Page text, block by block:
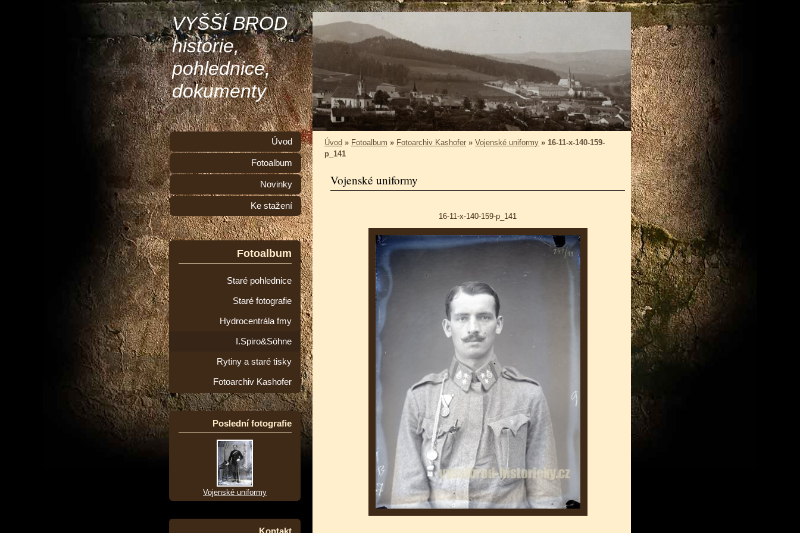
VYŠŠÍ BROD
historie,
pohlednice,
dokumenty
Úvod » Fotoalbum » Fotoarchiv Kashofer » Vojenské uniformy » 16-11-x-140-159-
p_141
Vojenské uniformy
16-11-x-140-159-p_141
Úvod
Fotoalbum
Novinky
Ke stažení
Fotoalbum
Staré pohlednice
Staré fotografie
Hydrocentrála fmy
I.Spiro&Söhne
Rytiny a staré tisky
Fotoarchiv Kashofer
Poslední fotografie
Vojenské uniformy
Kontakt